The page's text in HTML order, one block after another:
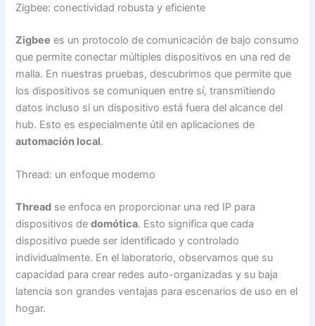
Zigbee: conectividad robusta y eficiente
Zigbee es un protocolo de comunicación de bajo consumo
que permite conectar múltiples dispositivos en una red de
malla. En nuestras pruebas, descubrimos que permite que
los dispositivos se comuniquen entre sí, transmitiendo
datos incluso si un dispositivo está fuera del alcance del
hub. Esto es especialmente útil en aplicaciones de
automación local.
Thread: un enfoque moderno
Thread se enfoca en proporcionar una red IP para
dispositivos dedomótica. Esto significa que cada
dispositivo puede ser identificado y controlado
individualmente. En el laboratorio, observamos que su
capacidad para crear redes auto-organizadas y su baja
latencia son grandes ventajas para escenarios de uso en el
hogar.